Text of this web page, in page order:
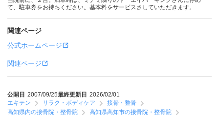
て、駐車券をお持ちください。基本料をサービスさしていただきます。
関連ページ
公式ホームページ
関連ページ
公開日 2007/09/25最終更新日 2026/02/01
エキテン
リラク・ボディケア
接骨・整骨
高知県内の接骨院・整骨院
高知県高知市の接骨院・整骨院